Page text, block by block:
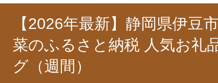
【2026年最新】静岡県伊豆
菜のふるさと納税 人気お礼
グ（週間）